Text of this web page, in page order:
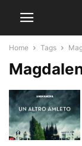
Home Tags